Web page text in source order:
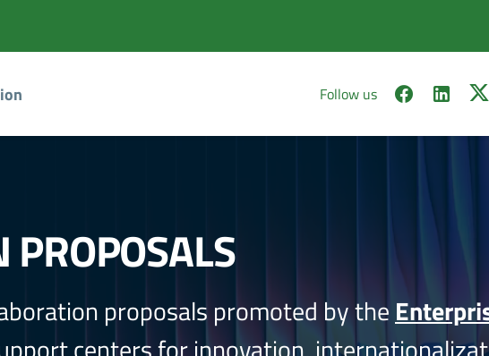
Follow us
PROPOSALS
proposals promoted by the